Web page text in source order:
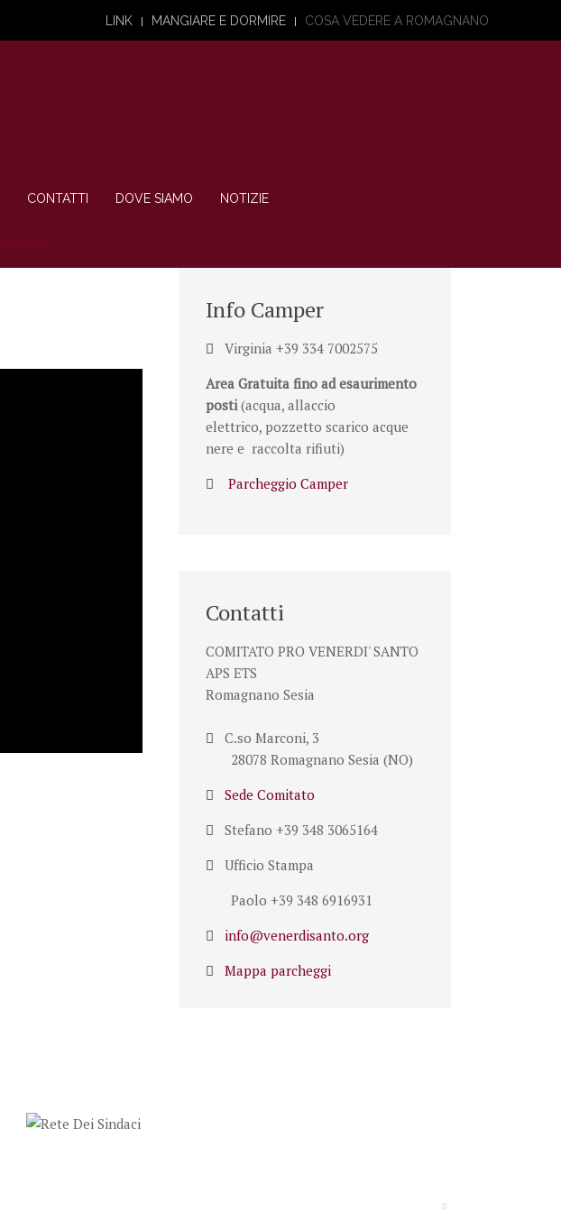
LINK MANGIARE E DORMIRE COSA VEDERE A ROMAGNANO
CONTATTI DOVE SIAMO NOTIZIE
Info Camper
Virginia +39 334 7002575
Area Gratuita fino ad esaurimento
posti (acqua, allaccio
elettrico, pozzetto scarico acque
nere e raccolta rifiuti)
Parcheggio Camper
Contatti
COMITATO PRO VENERDI' SANTO
APS ETS
Romagnano Sesia
C.so Marconi, 3
28078 Romagnano Sesia (NO)
Sede Comitato
Stefano +39 348 3065164
Ufficio Stampa
Paolo +39 348 6916931
info@venerdisanto.org
Mappa parcheggi